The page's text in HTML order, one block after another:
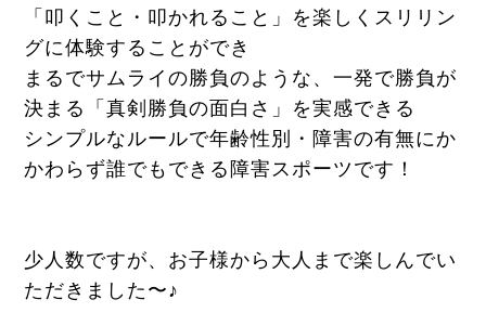
「叩くこと・叩かれること」を楽しくスリリン
グに体験することができ
まるでサムライの勝負のような、一発で勝負が
決まる「真剣勝負の面白さ」を実感できる
シンプルなルールで年齢性別・障害の有無にか
かわらず誰でもできる障害スポーツです！
少人数ですが、お子様から大人まで楽しんでい
ただきました〜♪